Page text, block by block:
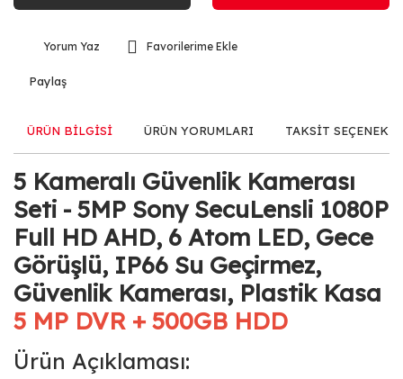
Yorum Yaz
Paylaş
ÜRÜN BİLGİSİ ÜRÜN YORUMLARI TAKSİT
5 Kameralı Güvenlik Kamerası
Seti - 5MP Sony SecuLensli 1080P
Full HD AHD, 6 Atom LED, Gece
Görüşlü, IP66 Su Geçirmez,
Güvenlik Kamerası, Plastik Kasa
5 MP DVR + 500GB HDD
Ürün Açıklaması: